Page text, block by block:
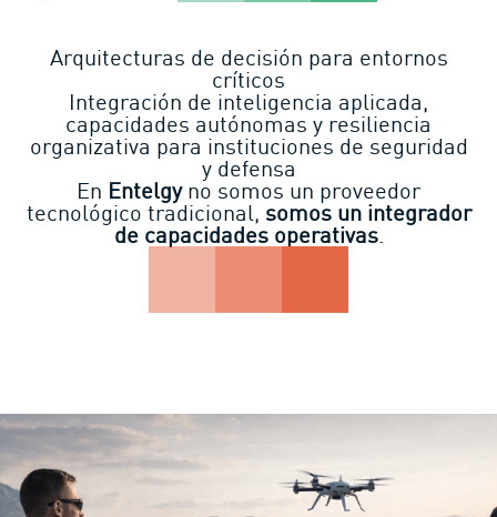
Arquitecturas de decisión para entornos
críticos
Integración de inteligencia aplicada,
capacidades autónomas y resiliencia
organizativa para instituciones de seguridad
y defensa
En Entelgy no somos un proveedor
tecnológico tradicional, somos un integrador
de capacidades operativas.